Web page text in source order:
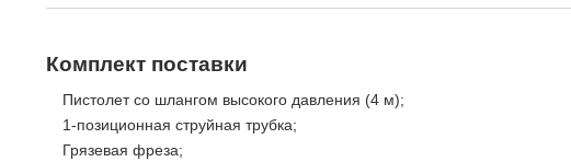
Комплект поставки
Пистолет со шлангом высокого давления (4 м);
1-позиционная струйная трубка;
Грязевая фреза;